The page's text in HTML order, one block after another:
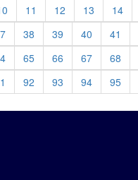
11 12 13 14
38 39 40 41
65 66 67 68
92 93 94 95